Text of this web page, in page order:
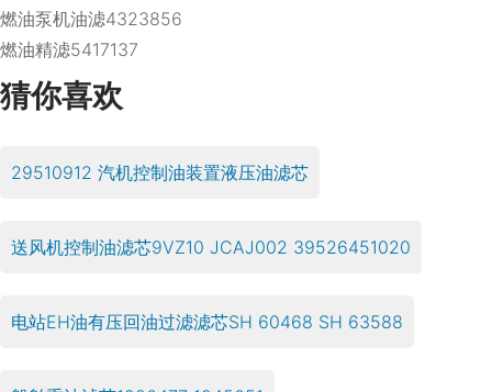
燃油泵机油滤4323856
燃油精滤5417137
猜你喜欢
29510912 汽机控制油装置液压油滤芯
送风机控制油滤芯9VZ10 JCAJ002 39526451020
电站EH油有压回油过滤滤芯SH 60468 SH 63588